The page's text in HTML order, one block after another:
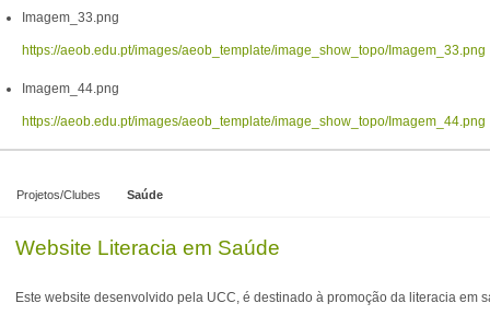
Imagem_33.png
https://aeob.edu.pt/images/aeob_template/image_show_topo/Imagem_33.png
Imagem_44.png
https://aeob.edu.pt/images/aeob_template/image_show_topo/Imagem_44.png
Projetos/Clubes Saúde
Website Literacia em Saúde
Este website desenvolvido pela UCC, é destinado à promoção da literacia em